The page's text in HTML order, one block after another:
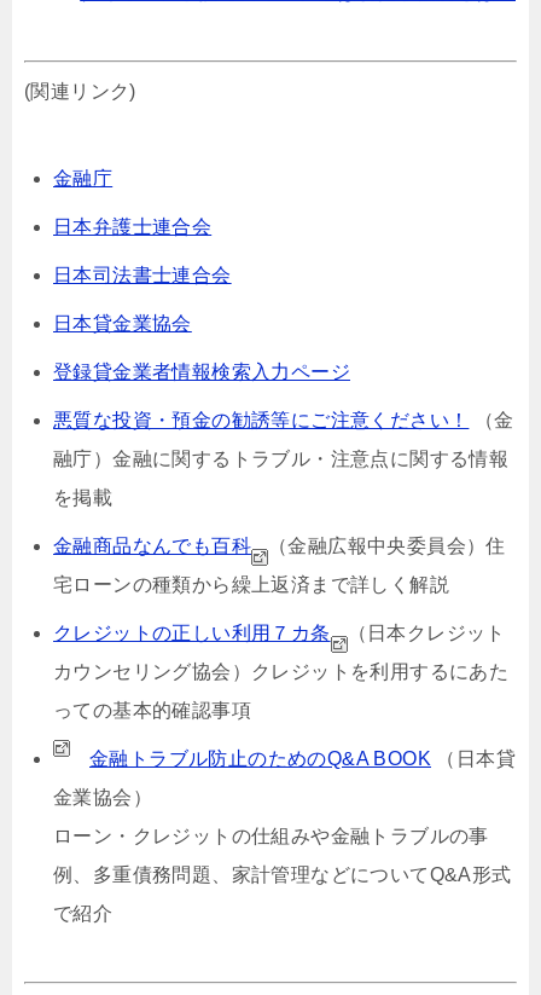
(関連リンク)
金融庁
日本弁護士連合会
日本司法書士連合会
日本貸金業協会
登録貸金業者情報検索入力ページ
悪質な投資・預金の勧誘等にご注意ください！
（金
融庁）⾦融に関するトラブル・注意点に関する情報
を掲載
金融商品なんでも百科 （金融広報中央委員会）住
宅ローンの種類から繰上返済まで詳しく解説
クレジットの正しい利用７カ条
（日本クレジット
カウンセリング協会）
クレジットを利用するにあた
っての基本的確認事項
金融トラブル防止のためのQ&A BOOK
（日本貸
金業協会）
ローン・クレジットの仕組みや金融トラブルの事
例、多重債務問題、家計管理などについてQ&A形式
で紹介